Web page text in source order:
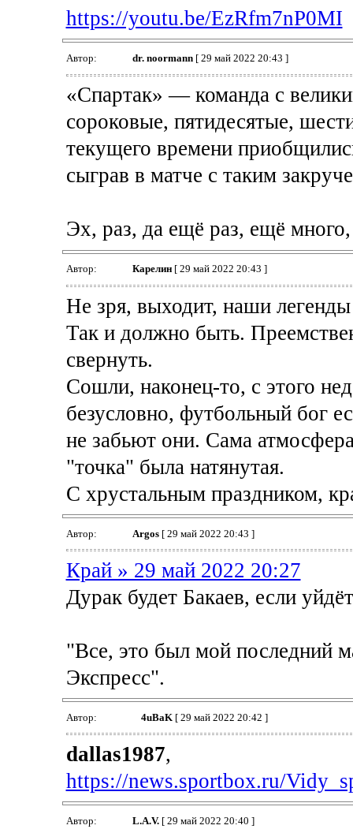
https://youtu.be/EzRfm7nP0MI
Автор: dr. noormann[ 29 май 2022 20:43 ]
«Спартак» — команда с
сороковые, пятидесятые,
текущего времени
сыграв в матче с таким
Эх, раз, да ещё раз, ещё
Автор: Карелин[ 29 май 2022 20:43 ]
Не зря, выходит, наши
Так и должно быть.
свернуть.
Сошли, наконец-то, с этого
безусловно, футбольный бог
не забьют они. Сама
"точка" была натянутая.
С хрустальным праздником,
Автор: Argos[ 29 май 2022 20:43 ]
Край » 29 май 2022 20:27
Дурак будет Бакаев, если
"Все, это был мой последний
Экспресс".
Автор: 4uBaK[ 29 май 2022 20:42 ]
dallas1987,
https://news.sportbox.ru/
Автор: L.А.V.[ 29 май 2022 20:40 ]